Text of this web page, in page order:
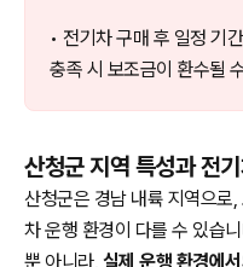
• 전기차 구매 후 일정 기
충족 시 보조금이 환수될
산청군 지역 특성과 전
산청군은 경남 내륙 지역으로
차 운행 환경이 다를 수 있습
뿐 아니라, 실제 운행 환경에